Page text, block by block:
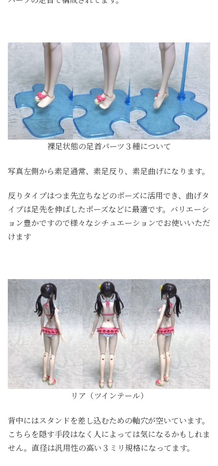
裸足状態の足首パーツ３種について
写真左側から素足通常、素足反り、素足曲げになります。
反りタイプはつま先立ちなどのポーズに活用でき、曲げタ
イプは足先を伸ばしたポーズなどに最適です。バリエーシ
ョン豊かですので様々なシチュエーションでお使いいただ
けます
リア（ツインテール）
背中にはスタンドを差し込むための軸穴が空いています。
こちらを隠す手段はなく人によっては気になるかもしれま
せん。直径は汎用性の高い３ミリ規格になってます。